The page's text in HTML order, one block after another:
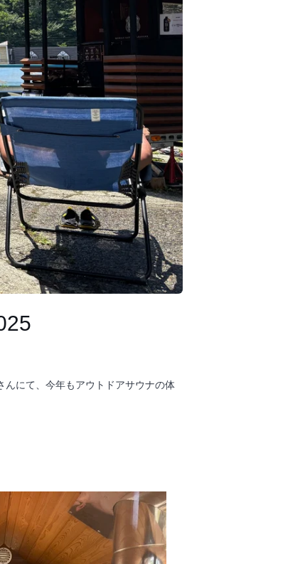
にて、今年もアウトドアサウナの体